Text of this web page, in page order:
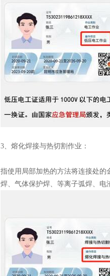
3、熔化焊接与热切割作业：
指使用局部加热的方法将连接处
焊、气体保护焊、等离子弧焊、电